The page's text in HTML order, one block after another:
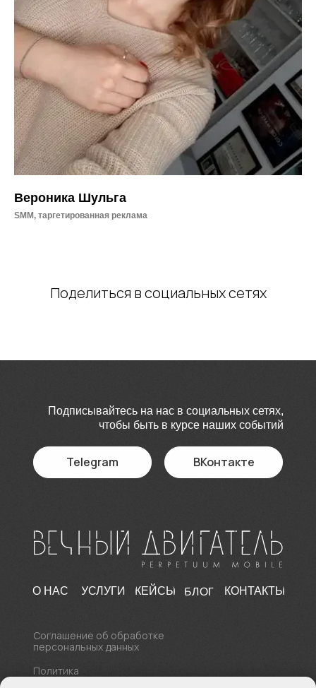
Вероника Шульга
SMM, таргетированная реклама
Поделиться в социальных сетях
Соглашение об обработке
персональных данных
Политика
КОНТАКТЫ
БЛОГ
КЕЙСЫ
УСЛУГИ
О НАС
ВКонтакте
Подписывайтесь на нас в социальных сетях,
чтобы быть в курсе наших событий
Telegram